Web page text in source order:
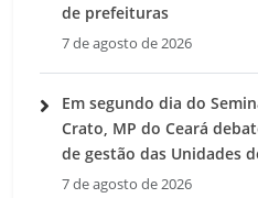
de prefeituras
7 de agosto de 2026
Em segundo dia do
Crato, MP do Ceará
de gestão das Unidades
7 de agosto de 2026